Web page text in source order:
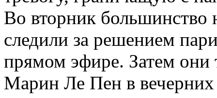
Во вторник большинство
следили за решением
прямом эфире. Затем они
Марин Ле Пен в